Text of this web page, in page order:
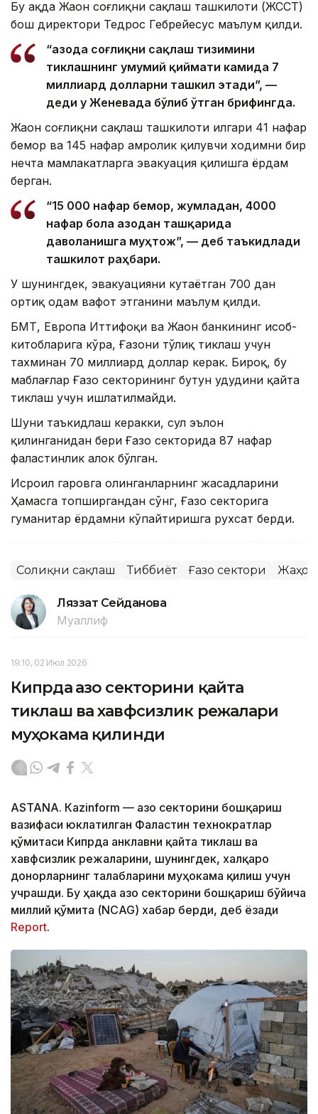
Бу ҳақда Жаҳон соғлиқни сақлаш ташкилоти (ЖССТ)
бош директори Тедрос Гебрейесус маълум қилди.
“Ғазода соғлиқни сақлаш тизимини
тиклашнинг умумий қиймати камида 7
миллиард долларни ташкил этади”, —
деди у Женевада бўлиб ўтган брифингда.
Жаҳон соғлиқни сақлаш ташкилоти илгари 41 нафар
бемор ва 145 нафар ҳамроҳлик қилувчи ходимни бир
нечта мамлакатларга эвакуация қилишга ёрдам
берган.
“15 000 нафар бемор, жумладан, 4000
нафар бола Ғазодан ташқарида
даволанишга муҳтож”, — деб таъкидлади
ташкилот раҳбари.
У шунингдек, эвакуацияни кутаётган 700 дан
ортиқ одам вафот этганини маълум қилди.
БМТ, Европа Иттифоқи ва Жаҳон банкининг ҳисоб-
китобларига кўра, Ғазони тўлиқ тиклаш учун
тахминан 70 миллиард доллар керак. Бироқ, бу
маблағлар Ғазо секторининг бутун ҳудудини қайта
тиклаш учун ишлатилмайди.
Шуни таъкидлаш керакки, сулҳ эълон
қилинганидан бери Ғазо секторида 87 нафар
фаластинлик ҳалок бўлган.
Исроил гаровга олинганларнинг жасадларини
Ҳамасга топширгандан сўнг, Ғазо секторига
гуманитар ёрдамни кўпайтиришга рухсат берди.
Соғлиқни сақлаш Тиббиёт Ғазо сектори
Ляззат Сейданова
Муаллиф
19:10, 02 Июл 2026
Кипрда Ғазо секторини қайта
тиклаш ва хавфсизлик режалари
муҳокама қилинди
ASTANА. Кazinform — Ғазо секторини бошқариш
вазифаси юклатилган Фаластин технократлар
қўмитаси Кипрда анклавни қайта тиклаш ва
хавфсизлик режаларини, шунингдек, халқаро
донорларнинг талабларини муҳокама қилиш учун
учрашди. Бу ҳақда Ғазо секторини бошқариш бўйича
миллий қўмита (NCAG) хабар берди, деб ёзади
Report.